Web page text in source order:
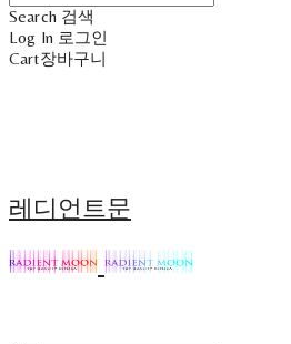
Search 검색
Log In 로그인
Cart장바구니
레디언트문